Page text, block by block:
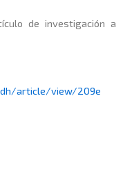
de investigación a
article/view/209e